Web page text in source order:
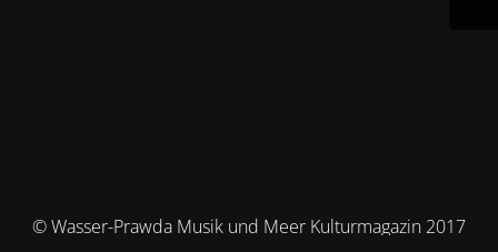
© Wasser-Prawda Musik und Meer Kulturmagazin 2017